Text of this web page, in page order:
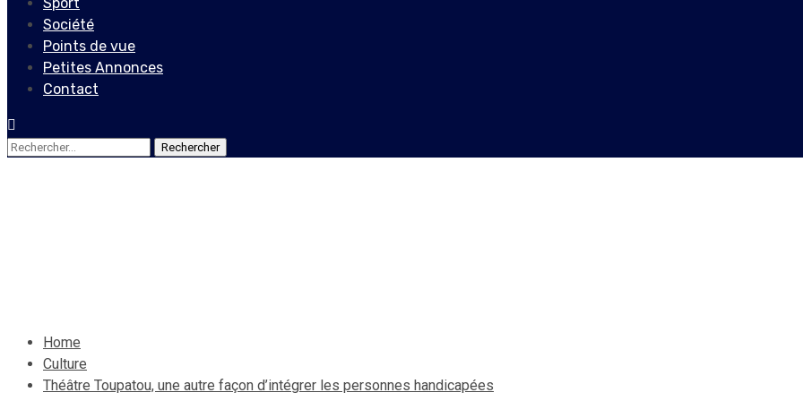
Société
Points de vue
Petites Annonces
Contact
Rechercher :
Home
Culture
Théâtre Toupatou, une autre façon d’intégrer les personnes handicapées